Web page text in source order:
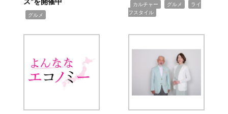
グルメ
カルチャー グルメ
ライ
フスタイル